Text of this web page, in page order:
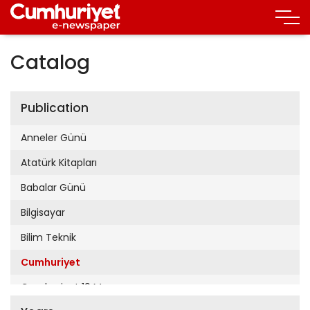
Catalog
Publication
Anneler Günü
Atatürk Kitapları
Babalar Günü
Bilgisayar
Bilim Teknik
Cumhuriyet
Cumhuriyet 19 Mayıs